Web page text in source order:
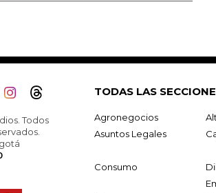
Todos
TODAS LAS
Agronegocios
Asuntos Legales
Consumo